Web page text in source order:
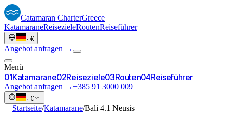
Catamaran CharterGreece
KatamaraneReisezieleRoutenReiseführer
· €
Angebot anfragen →
Menü
01Katamarane02Reiseziele03Routen04Reiseführer
Angebot anfragen →+385 91 3000 009
· €
—Startseite/Katamarane/Bali 4.1 Neusis